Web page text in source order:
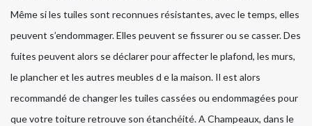
Même si les tuiles sont reconnues résistantes, avec le temps, elles
peuvent s’endommager. Elles peuvent se fissurer ou se casser. Des
fuites peuvent alors se déclarer pour affecter le plafond, les murs,
le plancher et les autres meubles d e la maison. Il est alors
recommandé de changer les tuiles cassées ou endommagées pour
que votre toiture retrouve son étanchéité. A Champeaux, dans le